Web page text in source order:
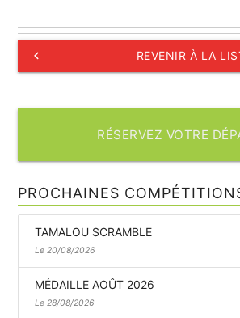
keyboard_arrow_left REVENIR À LA
RÉSERVEZ VOTRE
PROCHAINES
TAMALOU SCRAMBLE
Le 20/08/2026
MÉDAILLE AOÛT 2026
Le 28/08/2026